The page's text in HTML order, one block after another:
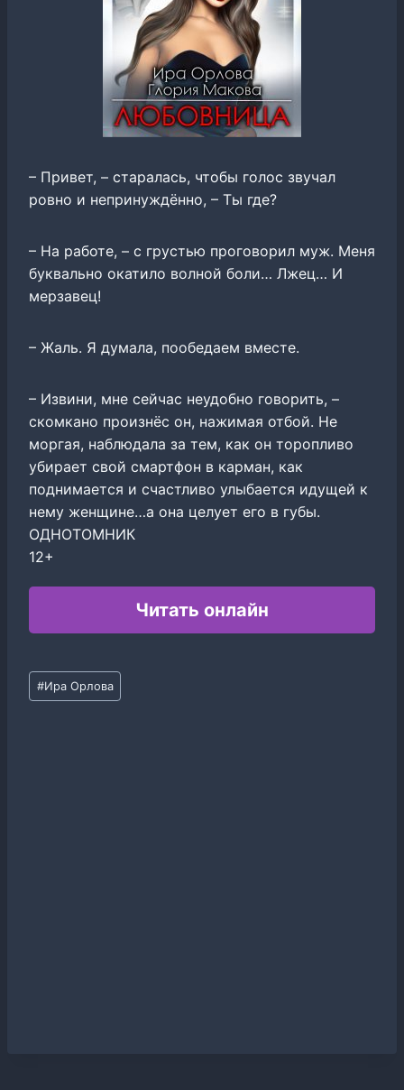
– Привет, – старалась, чтобы голос звучал
ровно и непринуждённо, – Ты где?
– На работе, – с грустью проговорил муж. Меня
буквально окатило волной боли… Лжец… И
мерзавец!
– Жаль. Я думала, пообедаем вместе.
– Извини, мне сейчас неудобно говорить, –
скомкано произнёс он, нажимая отбой. Не
моргая, наблюдала за тем, как он торопливо
убирает свой смартфон в карман, как
поднимается и счастливо улыбается идущей к
нему женщине…а она целует его в губы.
ОДНОТОМНИК
12+
Читать онлайн
Метки
записи:
#Ира Орлова